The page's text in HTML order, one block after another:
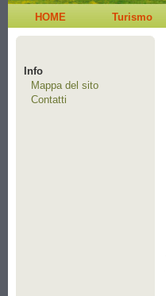
HOME Turismo
Info
Mappa del sito
Contatti